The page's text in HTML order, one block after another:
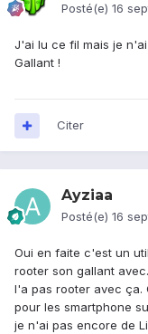
Posté(e) 16
J'ai lu ce fil mais je
Gallant !
Citer
Ayziaa
Posté(e) 16
Oui en faite c'est un
rooter son gallant
l'a pas rooter avec ça.
pour les smartphone
je n'ai pas encore de